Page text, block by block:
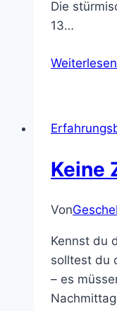
Die
13…
Weiterlesen
Keine
Von
Kennst du
solltest du
– es